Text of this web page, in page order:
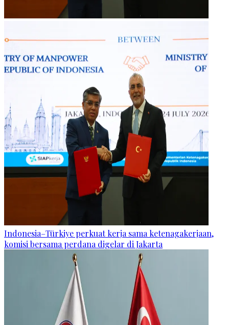
Indonesia–Türkiye perkuat kerja sama ketenagakerjaan,
komisi bersama perdana digelar di Jakarta